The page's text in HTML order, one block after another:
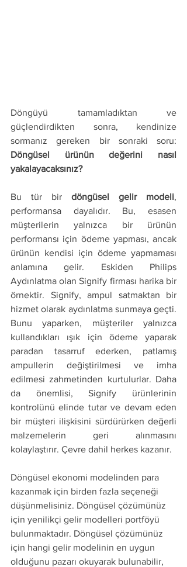
Döngüyü tamamladıktan ve
güçlendirdikten sonra, kendinize
Döngüsel ürünün değerini nasıl
yakalayacaksınız?
Bu tür bir döngüsel gelir modeli,
performansa dayalıdır. Bu, esasen
müşterilerin yalnızca bir ürünün
performansı için ödeme yapması, ancak
ürünün kendisi için ödeme yapmaması
anlamına gelir. Eskiden Philips
Aydınlatma olan Signify firması harika bir
örnektir. Signify, ampul satmaktan bir
hizmet olarak aydınlatma sunmaya geçti.
Bunu yaparken, müşteriler yalnızca
kullandıkları ışık için ödeme yaparak
paradan tasarruf ederken, patlamış
ampullerin değiştirilmesi ve imha
edilmesi zahmetinden kurtulurlar. Daha
da önemlisi, Signify ürünlerinin
kontrolünü elinde tutar ve devam eden
bir müşteri ilişkisini sürdürürken değerli
malzemelerin geri alınmasını
kolaylaştırır. Çevre dahil herkes kazanır.
Döngüsel ekonomi modelinden para
kazanmak için birden fazla seçeneği
düşünmelisiniz. Döngüsel çözümünüz
için yenilikçi gelir modelleri portföyü
bulunmaktadır. Döngüsel çözümünüz
için hangi gelir modelinin en uygun
olduğunu pazarı okuyarak bulunabilir,